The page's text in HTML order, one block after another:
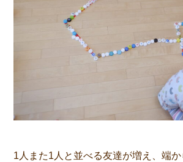
1人また1人と並べる友達が増え、端